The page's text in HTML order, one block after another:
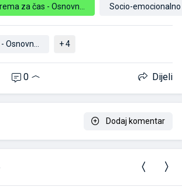
Priprema za čas - Osnovna škola Socio-
Priprema za čas - Osnovna škola + 4
0 Dijeli
Dodaj komentar